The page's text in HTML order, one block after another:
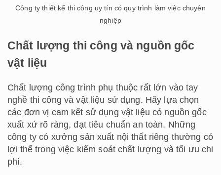
Công ty thiết kế thi công uy tín có quy trình làm việc chuyên
nghiệp
Chất lượng thi công và nguồn gốc
vật liệu
Chất lượng công trình phụ thuộc rất lớn vào tay
nghề thi công và vật liệu sử dụng. Hãy lựa chọn
các đơn vị cam kết sử dụng vật liệu có nguồn gốc
xuất xứ rõ ràng, đạt tiêu chuẩn an toàn. Những
công ty có xưởng sản xuất nội thất riêng thường có
lợi thế trong việc kiểm soát chất lượng và tối ưu chi
phí.